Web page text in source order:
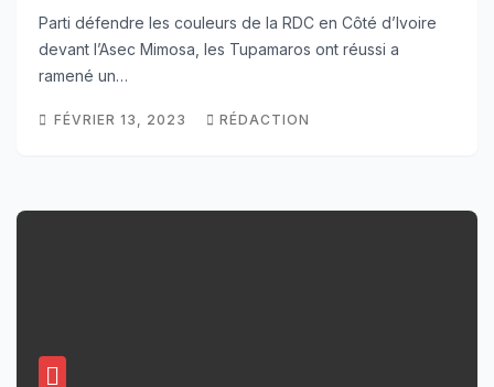
Parti défendre les couleurs de la RDC en Côté d’Ivoire
devant l’Asec Mimosa, les Tupamaros ont réussi a
ramené un…
FÉVRIER 13, 2023 RÉDACTION